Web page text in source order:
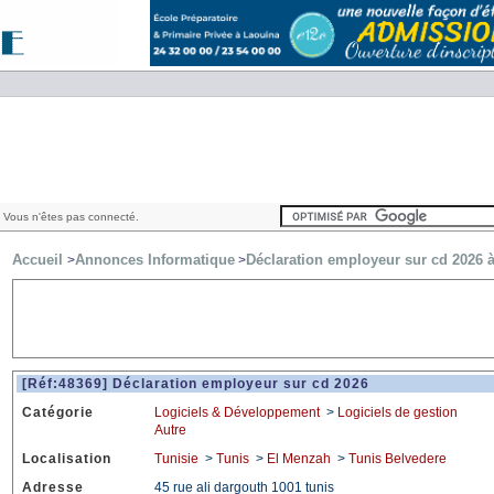
n'êtes pas connecté.
Accueil >Annonces Informatique>Déclaration employeur sur cd 2026
[Réf:48369] Déclaration employeur sur cd 2026
Catégorie
Logiciels & Développement> Logiciels de gestion
Autre
Localisation
Tunisie > Tunis> El Menzah > Tunis Belvedere
Adresse
45 rue ali dargouth 1001 tunis